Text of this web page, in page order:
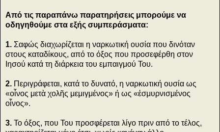
Από τις παραπάνω παρατηρήσεις μπορούμε να
οδηγηθούμε στα εξής συμπεράσματα:
1. Σαφώς διαχωρίζεται η ναρκωτική ουσία που δινόταν
στους καταδίκους, από το όξος που προσεφέρθη στον
Ιησού κατά τη διάρκεια του εμπαιγμού Του.
2. Περιγράφεται, κατά το δυνατό, η ναρκωτική ουσία ως
«οἶνος μετὰ χολῆς μεμιγμένος» ή ως «ἐσμυρνισμένος
οἶνος».
3. Το όξος, που Του προσφέρεται λίγο πριν από το τέλος,